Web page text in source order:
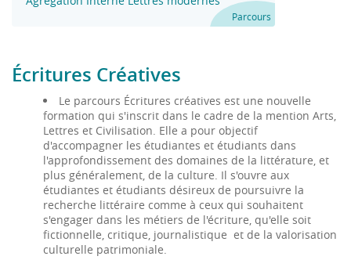
Parcours
Écritures Créatives
Le parcours Écritures créatives est une nouvelle
formation qui s'inscrit dans le cadre de la mention Arts,
Lettres et Civilisation. Elle a pour objectif
d'accompagner les étudiantes et étudiants dans
l'approfondissement des domaines de la littérature, et
plus généralement, de la culture. Il s'ouvre aux
étudiantes et étudiants désireux de poursuivre la
recherche littéraire comme à ceux qui souhaitent
s'engager dans les métiers de l'écriture, qu'elle soit
fictionnelle, critique, journalistique et de la valorisation
culturelle patrimoniale.